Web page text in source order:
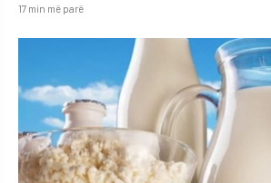
17 min më parë